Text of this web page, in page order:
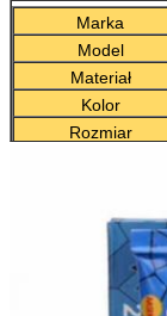
Marka
Model
Materiał
Kolor
Rozmiar